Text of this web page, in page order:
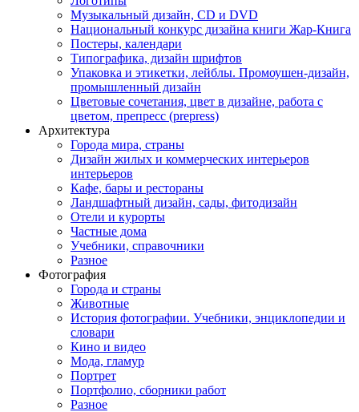
Музыкальный дизайн, СD и DVD
Национальный конкурс дизайна книги Жар-Книга
Постеры, календари
Типографика, дизайн шрифтов
Упаковка и этикетки, лейблы. Промоушен-дизайн,
промышленный дизайн
Цветовые сочетания, цвет в дизайне, работа с
цветом, препресс (prepress)
Архитектура
Города мира, страны
Дизайн жилых и коммерческих интерьеров
интерьеров
Кафе, бары и рестораны
Ландшафтный дизайн, сады, фитодизайн
Отели и курорты
Частные дома
Учебники, справочники
Разное
Фотография
Города и страны
Животные
История фотографии. Учебники, энциклопедии и
словари
Кино и видео
Мода, гламур
Портрет
Портфолио, сборники работ
Разное